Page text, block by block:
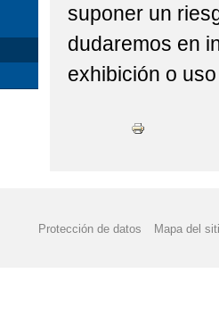
suponer un
dudaremos en
exhibición o
Protección de datos Mapa del